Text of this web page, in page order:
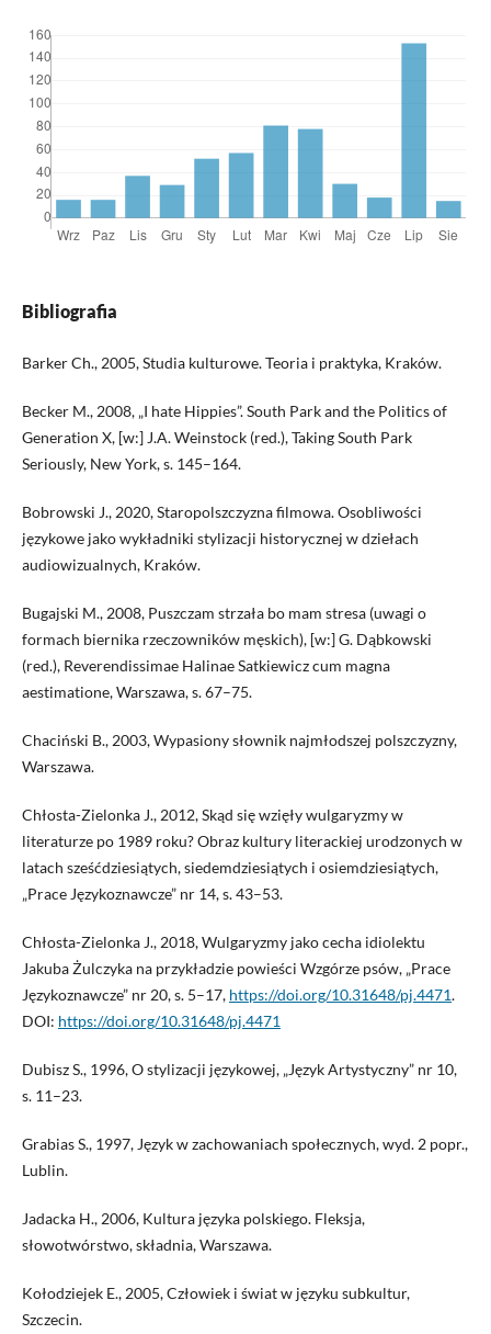
Bibliografia
Barker Ch., 2005, Studia kulturowe. Teoria i praktyka, Kraków.
Becker M., 2008, „I hate Hippies”. South Park and the Politics of
Generation X, [w:] J.A. Weinstock (red.), Taking South Park
Seriously, New York, s. 145–164.
Bobrowski J., 2020, Staropolszczyzna filmowa. Osobliwości
językowe jako wykładniki stylizacji historycznej w dziełach
audiowizualnych, Kraków.
Bugajski M., 2008, Puszczam strzała bo mam stresa (uwagi o
formach biernika rzeczowników męskich), [w:] G. Dąbkowski
(red.), Reverendissimae Halinae Satkiewicz cum magna
aestimatione, Warszawa, s. 67–75.
Chaciński B., 2003, Wypasiony słownik najmłodszej polszczyzny,
Warszawa.
Chłosta-Zielonka J., 2012, Skąd się wzięły wulgaryzmy w
literaturze po 1989 roku? Obraz kultury literackiej urodzonych w
latach sześćdziesiątych, siedemdziesiątych i osiemdziesiątych,
„Prace Językoznawcze” nr 14, s. 43–53.
Chłosta-Zielonka J., 2018, Wulgaryzmy jako cecha idiolektu
Jakuba Żulczyka na przykładzie powieści Wzgórze psów, „Prace
Językoznawcze” nr 20, s. 5–17, https://doi.org/10.31648/pj.4471.
DOI: https://doi.org/10.31648/pj.4471
Dubisz S., 1996, O stylizacji językowej, „Język Artystyczny” nr 10,
s. 11–23.
Grabias S., 1997, Język w zachowaniach społecznych, wyd. 2 popr.,
Lublin.
Jadacka H., 2006, Kultura języka polskiego. Fleksja,
słowotwórstwo, składnia, Warszawa.
Kołodziejek E., 2005, Człowiek i świat w języku subkultur,
Szczecin.